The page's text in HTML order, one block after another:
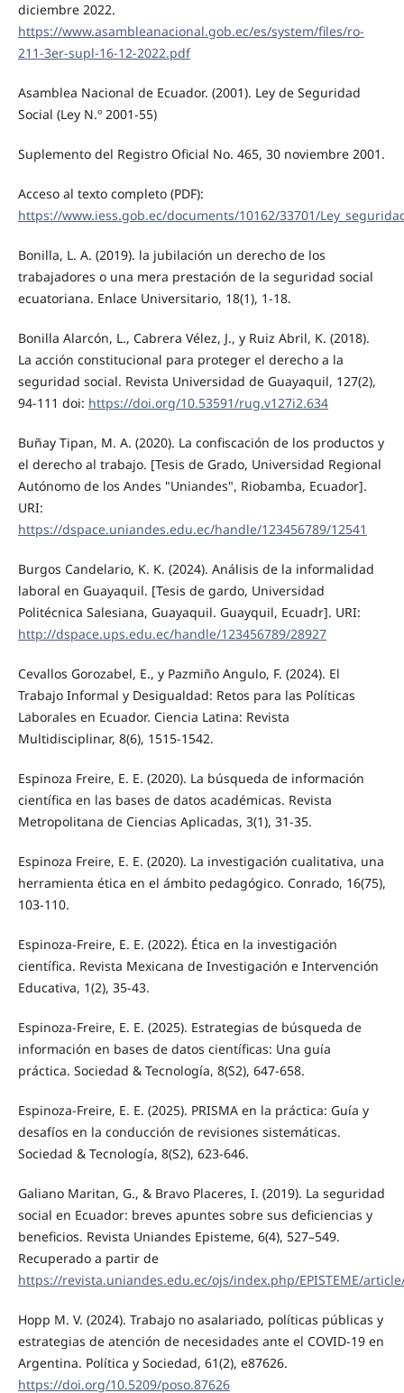
diciembre 2022.
https://www.asambleanacional.gob.ec/es/system/files/ro-
211-3er-supl-16-12-2022.pdf
Asamblea Nacional de Ecuador. (2001). Ley de Seguridad
Social (Ley N.º 2001-55)
Suplemento del Registro Oficial No. 465, 30 noviembre 2001.
Acceso al texto completo (PDF):
https://www.iess.gob.ec/documents/10162/33701/
Bonilla, L. A. (2019). la jubilación un derecho de los
trabajadores o una mera prestación de la seguridad social
ecuatoriana. Enlace Universitario, 18(1), 1-18.
Bonilla Alarcón, L., Cabrera Vélez, J., y Ruiz Abril, K. (2018).
La acción constitucional para proteger el derecho a la
seguridad social. Revista Universidad de Guayaquil, 127(2),
94-111 doi: https://doi.org/10.53591/rug.v127i2.634
Buñay Tipan, M. A. (2020). La confiscación de los productos y
el derecho al trabajo. [Tesis de Grado, Universidad Regional
Autónomo de los Andes "Uniandes", Riobamba, Ecuador].
URI:
https://dspace.uniandes.edu.ec/handle/123456789/12541
Burgos Candelario, K. K. (2024). Análisis de la informalidad
laboral en Guayaquil. [Tesis de gardo, Universidad
Politécnica Salesiana, Guayaquil. Guayquil, Ecuadr]. URI:
http://dspace.ups.edu.ec/handle/123456789/28927
Cevallos Gorozabel, E., y Pazmiño Angulo, F. (2024). El
Trabajo Informal y Desigualdad: Retos para las Políticas
Laborales en Ecuador. Ciencia Latina: Revista
Multidisciplinar, 8(6), 1515-1542.
Espinoza Freire, E. E. (2020). La búsqueda de información
científica en las bases de datos académicas. Revista
Metropolitana de Ciencias Aplicadas, 3(1), 31-35.
Espinoza Freire, E. E. (2020). La investigación cualitativa, una
herramienta ética en el ámbito pedagógico. Conrado, 16(75),
103-110.
Espinoza-Freire, E. E. (2022). Ética en la investigación
científica. Revista Mexicana de Investigación e Intervención
Educativa, 1(2), 35-43.
Espinoza-Freire, E. E. (2025). Estrategias de búsqueda de
información en bases de datos científicas: Una guía
práctica. Sociedad & Tecnología, 8(S2), 647-658.
Espinoza-Freire, E. E. (2025). PRISMA en la práctica: Guía y
desafíos en la conducción de revisiones sistemáticas.
Sociedad & Tecnología, 8(S2), 623-646.
Galiano Maritan, G., & Bravo Placeres, I. (2019). La seguridad
social en Ecuador: breves apuntes sobre sus deficiencias y
beneficios. Revista Uniandes Episteme, 6(4), 527–549.
Recuperado a partir de
https://revista.uniandes.edu.ec/ojs/index.php/EPISTEME/
Hopp M. V. (2024). Trabajo no asalariado, políticas públicas y
estrategias de atención de necesidades ante el COVID-19 en
Argentina. Política y Sociedad, 61(2), e87626.
https://doi.org/10.5209/poso.87626